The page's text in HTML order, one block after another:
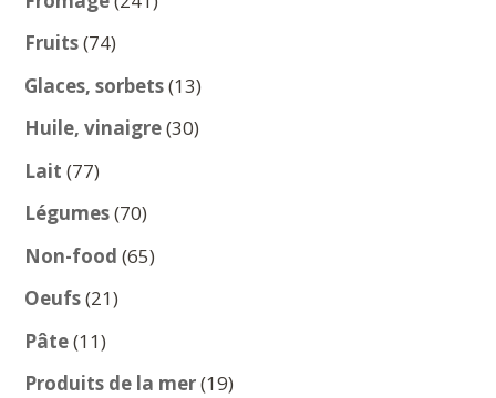
Fruits 7474
produits
Glaces, sorbets 1313
produits
Huile, vinaigre 3030
Lait 7777
produits
Légumes 7070
produits
Non-food 6565
Oeufs 2121
Pâte 1111
produits
Produits de la mer 1919